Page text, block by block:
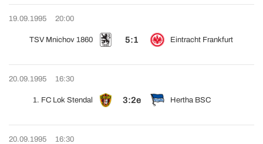
19.09.1995 20:00
TSV Mnichov 1860 5:1 Eintracht Frankfurt
20.09.1995 16:30
1. FC Lok Stendal 3:2e Hertha BSC
20.09.1995 16:30